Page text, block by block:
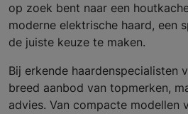
op zoek bent naar een
moderne elektrische haard, een
de juiste keuze te maken.
Bij erkende haardenspecialisten
breed aanbod van topmerken,
advies. Van compacte modellen